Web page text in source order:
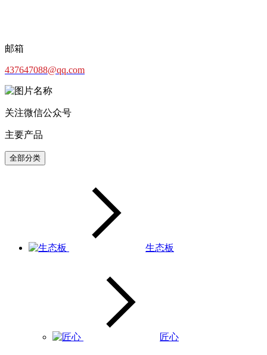
邮箱
437647088@qq.com
关注微信公众号
主要产品
全部分类
生态板
匠心